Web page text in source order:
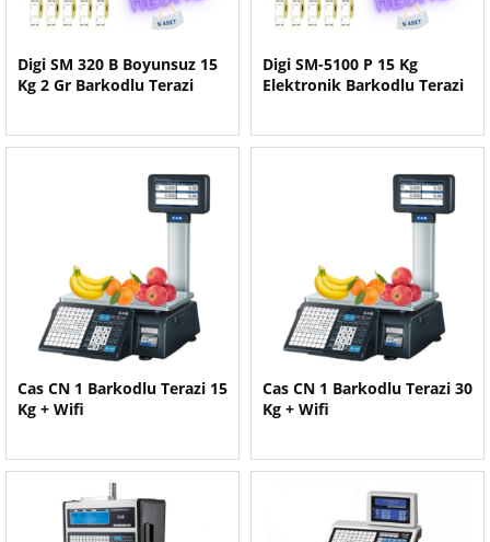
Digi SM 320 B Boyunsuz 15
Kg 2 Gr Barkodlu Terazi
Digi SM-5100 P 15 Kg
Elektronik Barkodlu Terazi
Cas CN 1 Barkodlu Terazi 15
Kg + Wifi
Cas CN 1 Barkodlu Terazi 30
Kg + Wifi